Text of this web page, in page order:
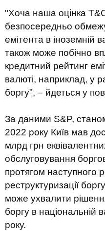
"Хоча наша оцінка
безпосередньо
емітента в іноземній
також може побічно
кредитний рейтинг
валюті, наприклад, у
боргу", – йдеться у
За даними S&P,
2022 року Київ мав
млрд грн
обслуговування
протягом наступного
реструктуризації
може ухвалити
боргу в національній
року.